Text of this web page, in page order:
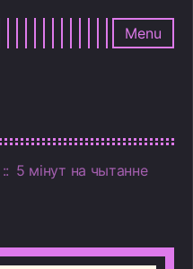
Menu
5 мінут на чытанне